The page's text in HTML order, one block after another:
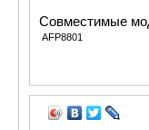
Совместимые
AFP8801